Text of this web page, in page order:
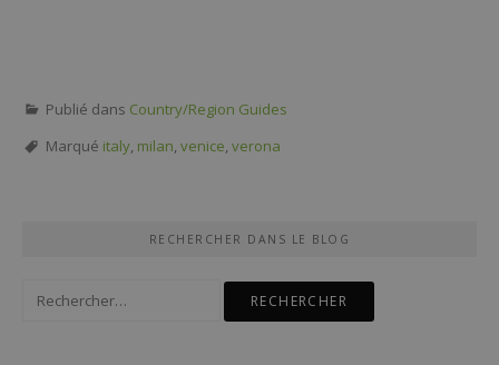
Publié dans Country/Region Guides
Marqué italy, milan, venice, verona
RECHERCHER DANS LE BLOG